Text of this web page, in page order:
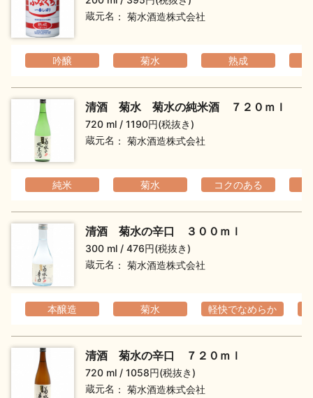
地酒蔵元会とは
お問い合わせ
蔵元名
菊水酒造株式会社
吟醸 菊水 熟成
清酒 菊水 菊水の純米酒 ７２０ｍｌ
720 ml
1190円(税抜き)
蔵元名
菊水酒造株式会社
純米 菊水 コクのある
清酒 菊水の辛口 ３００ｍｌ
300 ml
476円(税抜き)
蔵元名
菊水酒造株式会社
本醸造 菊水 軽快でなめらか
清酒 菊水の辛口 ７２０ｍｌ
720 ml
1058円(税抜き)
蔵元名
菊水酒造株式会社